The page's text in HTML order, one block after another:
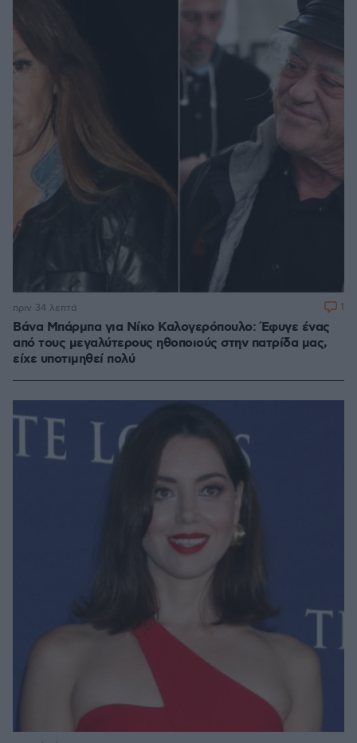
Βάνα Μπάρμπα για Νίκο Καλογερόπουλο: Έφυγε ένας
από τους μεγαλύτερους ηθοποιούς στην πατρίδα μας,
είχε υποτιμηθεί πολύ
πριν 34 λεπτά 1